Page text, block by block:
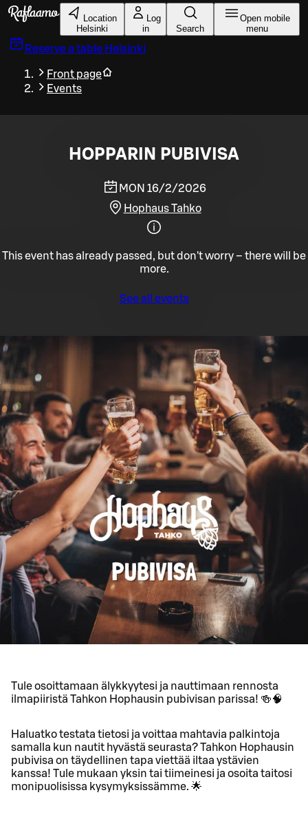
Skip to main content
Location
Helsinki
Log
in
Search
Open mobile
menu
Reserve a table Helsinki
Front page
Events
HOPPARIN PUBIVISA
MON 16/2/2026
Hophaus Tahko
This event has already passed, but don't worry – there will be
more.
See all events
Tule osoittamaan älykkyytesi ja nauttimaan rennosta
ilmapiiristä Tahkon Hophausin pubivisan parissa! 🍻🧠
Haluatko testata tietosi ja voittaa mahtavia palkintoja
samalla kun nautit hyvästä seurasta? Tahkon Hophausin
pubivisa on täydellinen tapa viettää iltaa ystävien
kanssa! Tule mukaan yksin tai tiimeinesi ja osoita taitosi
monipuolisissa kysymyksissämme. 🌟